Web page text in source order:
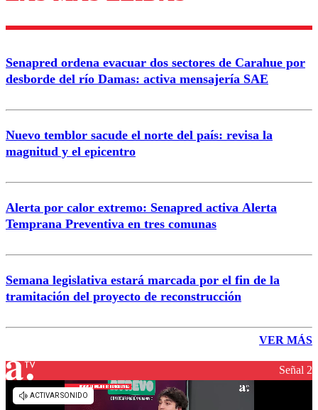
Enviar comentario
Senapred ordena evacuar dos sectores de Carahue por
desborde del río Damas: activa mensajería SAE
Nuevo temblor sacude el norte del país: revisa la
magnitud y el epicentro
Alerta por calor extremo: Senapred activa Alerta
Temprana Preventiva en tres comunas
Semana legislativa estará marcada por el fin de la
tramitación del proyecto de reconstrucción
VER MÁS
Señal 2